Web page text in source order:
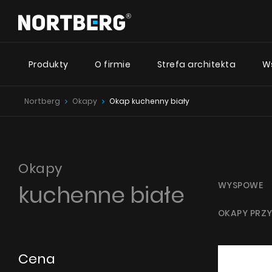
Produkty
Nowości
Okapy Podszafkowe
Okapy Rustykalne
Okapy Sufitowe
Okapy Tuby
Okapy Blatowe
Okapy
Nortberg
O firmie Strefa architekta
Poradnik
Nortberg Okapy Okap kuchenny biały
Okapy
kuchenne białe WYSPOWE
OKAPY
Cena